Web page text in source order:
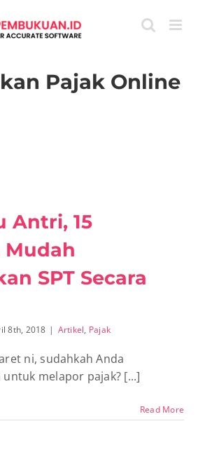
Pajak Online
Antri, 15
Mudah
SPT Secara
8th, 2018 | Artikel, Pajak
ni, sudahkah Anda
melapor pajak? [...]
Read More